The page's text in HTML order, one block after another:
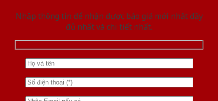
Nhập thông tin để nhận được báo giá mới nhât đầy
đủ nhất và chi tiết nhất.